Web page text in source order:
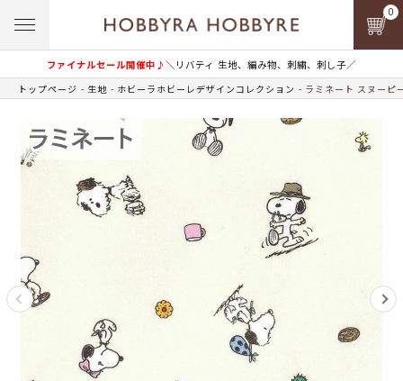
ファイナルセール開催中♪＼リバティ 生地、編み物、刺繍、刺し子／
0
トップページ 生地 ホビーラホビーレデザインコレクション ラミネート スヌーピ